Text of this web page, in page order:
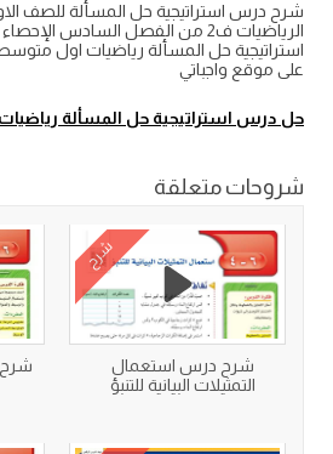
شرح درس استراتيجية حل المسألة للصف
استراتيجية حل المسألة رياضيات اول
على موقع واجباتي
حل درس استراتيجية حل المسألة
شروحات متعلقة
شرح
شرح درس استعمال
التمثيلات البيانية للتنبؤ
شرح